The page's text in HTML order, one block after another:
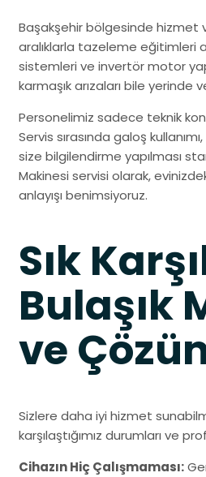
Başakşehir bölgesinde hizmet
aralıklarla tazeleme eğitimleri
sistemleri ve invertör motor
karmaşık arızaları bile
Personelimiz sadece teknik
Servis sırasında galoş
size bilgilendirme yapılması
Makinesi servisi olarak,
anlayışı benimsiyoruz.
Sık
Bulaşık
ve
Sizlere daha iyi hizmet
karşılaştığımız durumları ve
Cihazın Hiç Çalışmaması: